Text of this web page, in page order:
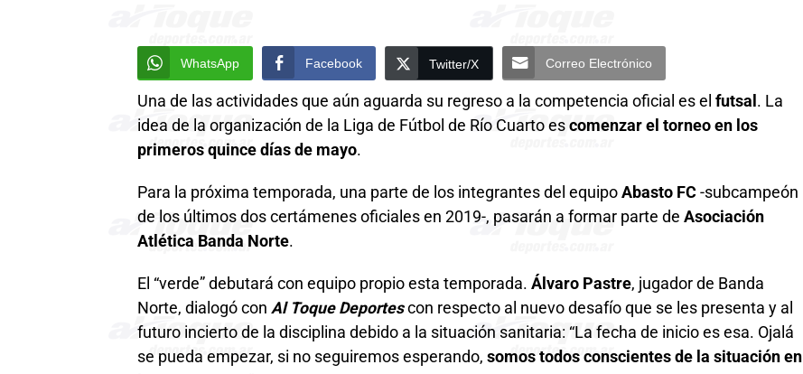
WhatsApp Facebook Twitter/X Correo Electrónico
Una de las actividades que aún aguarda su regreso a la competencia oficial es el futsal . La
idea de la organización de la Liga de Fútbol de Río Cuarto es comenzar el torneo en los
primeros quince días de mayo.
Para la próxima temporada, una parte de los integrantes del equipo Abasto FC -subcampeón
de los últimos dos certámenes oficiales en 2019-, pasarán a formar parte de Asociación
Atlética Banda Norte.
El “verde” debutará con equipo propio esta temporada. Álvaro Pastre, jugador de Banda
Norte, dialogó con Al Toque Deportescon respecto al nuevo desafío que se les presenta y al
futuro incierto de la disciplina debido a la situación sanitaria: “La fecha de inicio es esa. Ojalá
se pueda empezar, si no seguiremos esperando, somos todos conscientes de la situación en